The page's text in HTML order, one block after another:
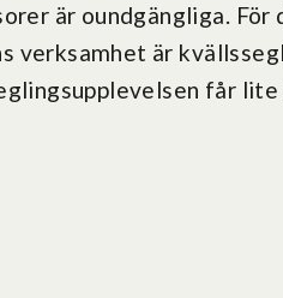
är oundgängliga. För
verksamhet är
får